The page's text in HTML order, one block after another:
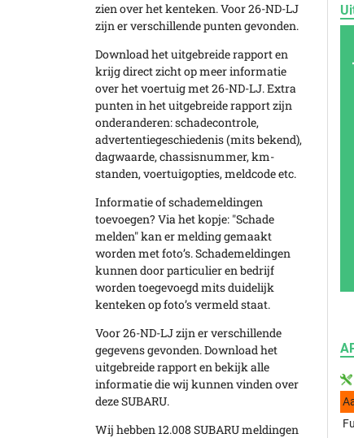
zien over het kenteken. Voor 26-ND-LJ
zijn er verschillende punten gevonden.
Download het uitgebreide rapport en
krijg direct zicht op meer informatie
over het voertuig met 26-ND-LJ. Extra
punten in het uitgebreide rapport zijn
onderanderen: schadecontrole,
advertentiegeschiedenis (mits bekend),
dagwaarde, chassisnummer, km-
standen, voertuigopties, meldcode etc.
Informatie of schademeldingen
toevoegen? Via het kopje: "Schade
melden" kan er melding gemaakt
worden met foto’s. Schademeldingen
kunnen door particulier en bedrijf
worden toegevoegd mits duidelijk
kenteken op foto’s vermeld staat.
Voor 26-ND-LJ zijn er verschillende
gegevens gevonden. Download het
uitgebreide rapport en bekijk alle
informatie die wij kunnen vinden over
deze SUBARU.
Wij hebben 12.008 SUBARU meldingen